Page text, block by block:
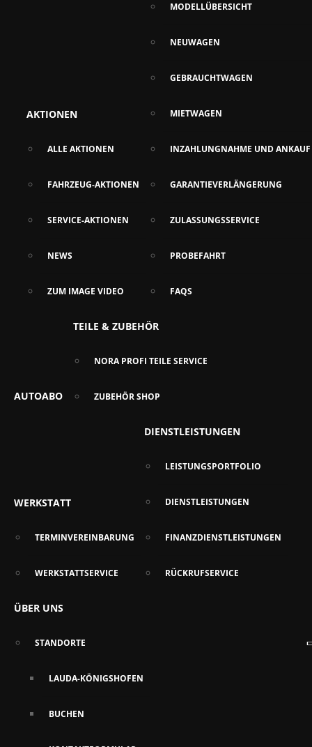
AKTIONEN
ALLE AKTIONEN
FAHRZEUG-AKTIONEN
SERVICE-AKTIONEN
NEWS
ZUM IMAGE VIDEO
MODELLÜBERSICHT
NEUWAGEN
GEBRAUCHTWAGEN
MIETWAGEN
INZAHLUNGNAHME UND ANKAUF
GARANTIEVERLÄNGERUNG
ZULASSUNGSSERVICE
PROBEFAHRT
FAQS
AUTOABO
TEILE & ZUBEHÖR
NORA PROFI TEILE SERVICE
ZUBEHÖR SHOP
WERKSTATT
TERMINVEREINBARUNG
WERKSTATTSERVICE
DIENSTLEISTUNGEN
LEISTUNGSPORTFOLIO
DIENSTLEISTUNGEN
FINANZDIENSTLEISTUNGEN
RÜCKRUFSERVICE
ÜBER UNS
STANDORTE
LAUDA-KÖNIGSHOFEN
BUCHEN